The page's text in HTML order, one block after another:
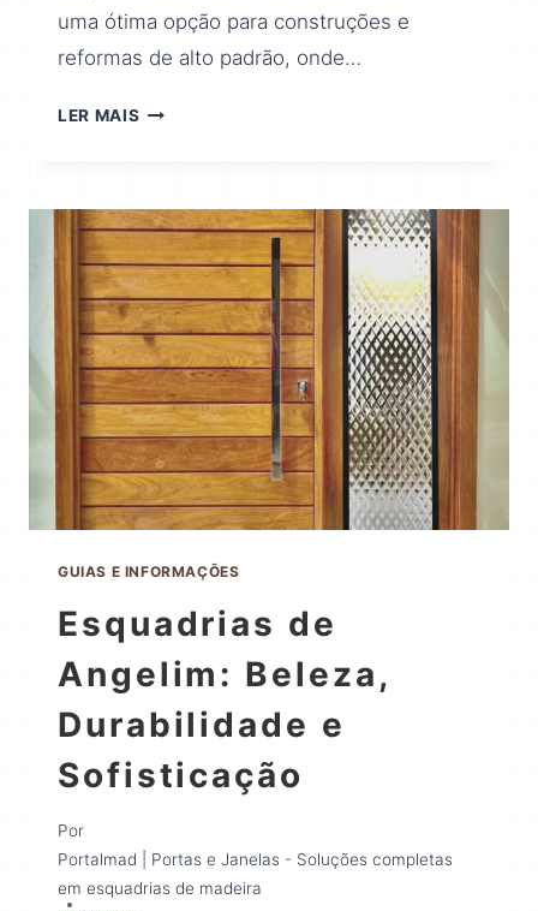
uma ótima opção para construções e
reformas de alto padrão, onde…
LER MAIS
GUIAS E INFORMAÇÕES
Esquadrias de
Angelim: Beleza,
Durabilidade e
Sofisticação
Por
Portalmad | Portas e Janelas - Soluções completas
em esquadrias de madeira